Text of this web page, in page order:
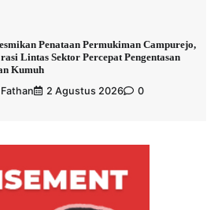
Penataan Permukiman Campurejo,
Lintas Sektor Percepat Pengentasan
Kumuh
Fathan
2 Agustus 2026 0